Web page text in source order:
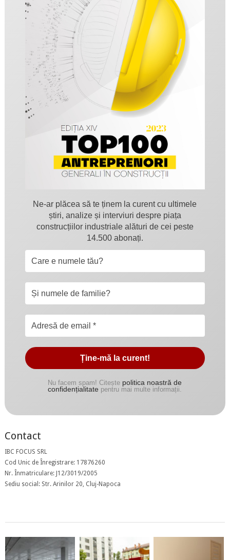
Ne-ar plăcea să te ținem la curent cu ultimele
știri, analize și interviuri despre piața
construcțiilor industriale alături de cei peste
14.500 abonați.
Nu facem spam! Citește politica noastră de
confidențialitate pentru mai multe informații.
Contact
IBC FOCUS SRL
Cod Unic de Înregistrare: 17876260
Nr. Înmatriculare: J12/3019/2005
Sediu social: Str. Arinilor 20, Cluj-Napoca